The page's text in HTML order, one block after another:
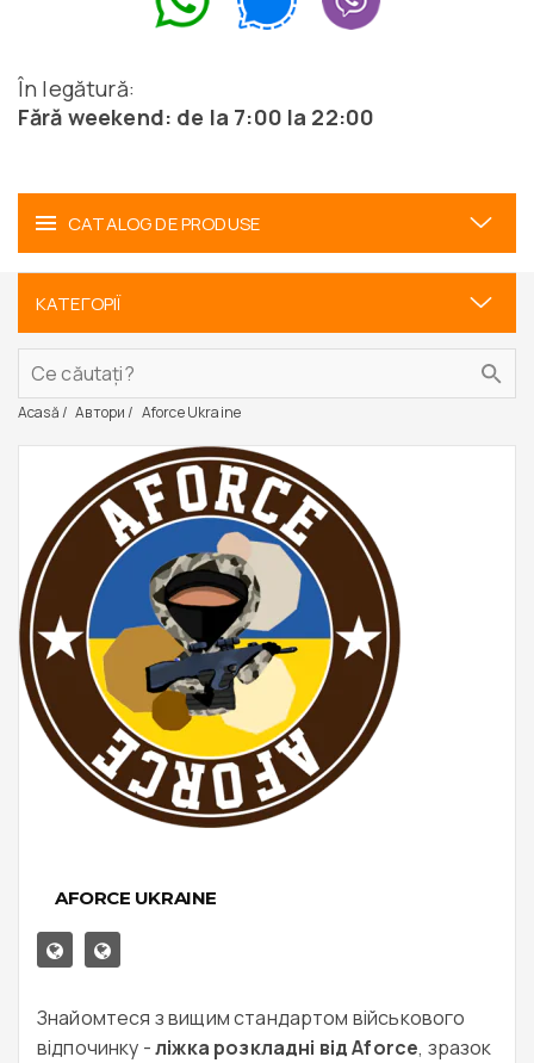
În legătură:
Fără weekend: de la 7:00 la 22:00
CATALOG DE PRODUSE
КАТЕГОРІЇ
Acasă Автори Aforce Ukraine
AFORCE UKRAINE
Знайомтеся з вищим стандартом військового
відпочинку -ліжка розкладні від Aforce, зразок